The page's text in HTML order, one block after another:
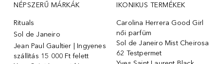
NÉPSZERŰ MÁRKÁK
Rituals
Sol de Janeiro
Jean Paul Gaultier | Ingyenes
szállítás 15 000 Ft felett
IKONIKUS TERMÉKEK
Carolina Herrera Good Girl
női parfüm
Sol de Janeiro Mist Cheirosa
62 Testpermet